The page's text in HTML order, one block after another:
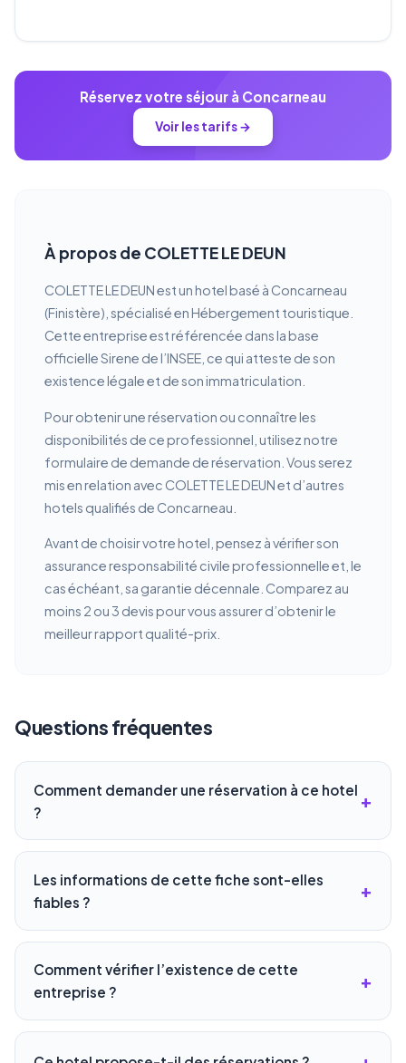
Réservez votre séjour à Concarneau
Voir les tarifs →
À propos de COLETTE LE DEUN
COLETTE LE DEUN est un hotel basé à Concarneau
(Finistère), spécialisé en Hébergement touristique.
Cette entreprise est référencée dans la base
officielle Sirene de l’INSEE, ce qui atteste de son
existence légale et de son immatriculation.
Pour obtenir une réservation ou connaître les
disponibilités de ce professionnel, utilisez notre
formulaire de demande de réservation. Vous serez
mis en relation avec COLETTE LE DEUN et d’autres
hotels qualifiés de Concarneau.
Avant de choisir votre hotel, pensez à vérifier son
assurance responsabilité civile professionnelle et, le
cas échéant, sa garantie décennale. Comparez au
moins 2 ou 3 devis pour vous assurer d’obtenir le
meilleur rapport qualité-prix.
Questions fréquentes
Comment demander une réservation à ce hotel
?
Les informations de cette fiche sont-elles
fiables ?
Comment vérifier l’existence de cette
entreprise ?